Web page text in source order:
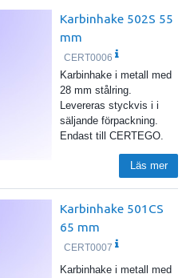
Karbinhake 502S 55
mm
CERT0006
Karbinhake i metall med
28 mm stålring.
Levereras styckvis i i
säljande förpackning.
Endast till CERTEGO.
Läs mer
Karbinhake 501CS
65 mm
CERT0007
Karbinhake i metall med